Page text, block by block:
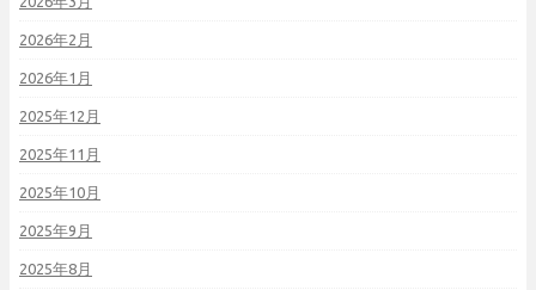
2026年2月
2026年1月
2025年12月
2025年11月
2025年10月
2025年9月
2025年8月